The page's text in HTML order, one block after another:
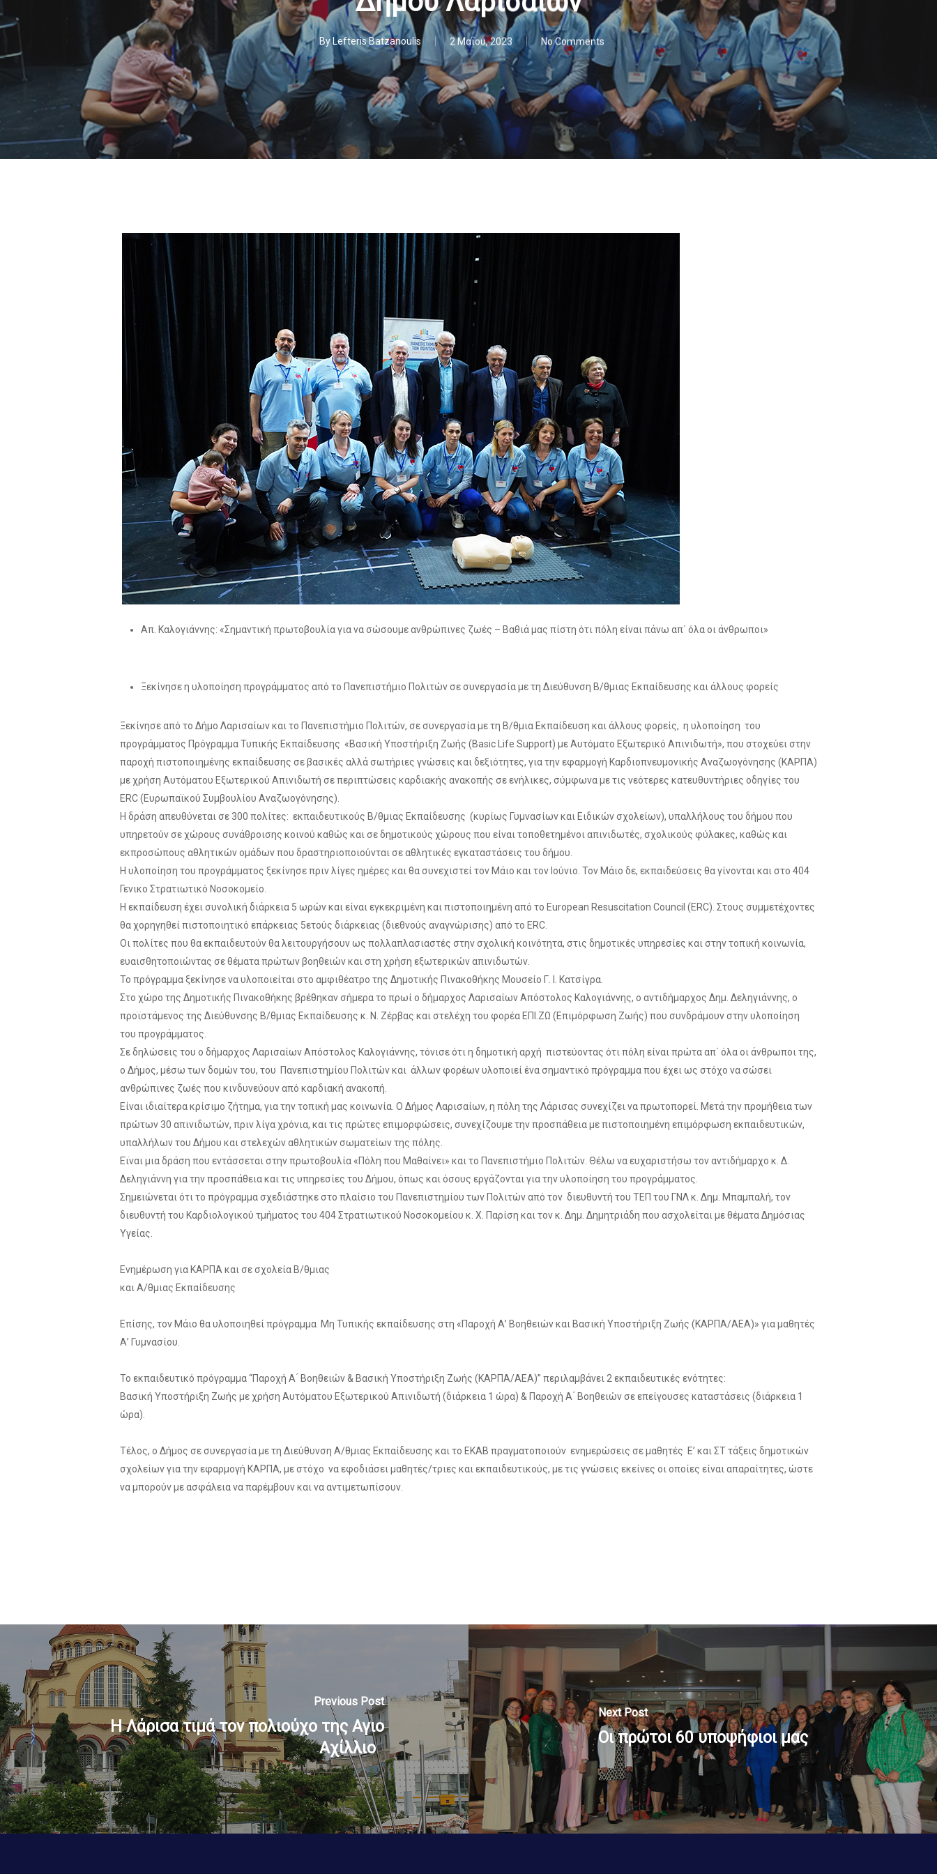
By Lefteris Batzanoulis 2 Μαΐου, 2023 No Comments
Απ. Καλογιάννης: «Σημαντική πρωτοβουλία για να σώσουμε ανθρώπινες ζωές – Βαθιά μας πίστη ότι πόλη είναι πάνω απ΄ όλα οι άνθρωποι»
Ξεκίνησε η υλοποίηση προγράμματος από το Πανεπιστήμιο Πολιτών σε συνεργασία με τη Διεύθυνση Β/θμιας Εκπαίδευσης και άλλους φορείς
Ξεκίνησε από το Δήμο Λαρισαίων και το Πανεπιστήμιο Πολιτών, σε συνεργασία με τη Β/θμια Εκπαίδευση και άλλους φορείς, η υλοποίηση του
προγράμματος Πρόγραμμα Τυπικής Εκπαίδευσης «Βασική Υποστήριξη Ζωής (Basic Life Support) με Αυτόματο Εξωτερικό Απινιδωτή», που στοχεύει στην
παροχή πιστοποιημένης εκπαίδευσης σε βασικές αλλά σωτήριες γνώσεις και δεξιότητες, για την εφαρμογή Καρδιοπνευμονικής Αναζωογόνησης (ΚΑΡΠΑ)
με χρήση Αυτόματου Εξωτερικού Απινιδωτή σε περιπτώσεις καρδιακής ανακοπής σε ενήλικες, σύμφωνα με τις νεότερες κατευθυντήριες οδηγίες του
ERC (Ευρωπαϊκού Συμβουλίου Αναζωογόνησης).
Η δράση απευθύνεται σε 300 πολίτες: εκπαιδευτικούς Β/θμιας Εκπαίδευσης (κυρίως Γυμνασίων και Ειδικών σχολείων), υπαλλήλους του δήμου που
υπηρετούν σε χώρους συνάθροισης κοινού καθώς και σε δημοτικούς χώρους που είναι τοποθετημένοι απινιδωτές, σχολικούς φύλακες, καθώς και
εκπροσώπους αθλητικών ομάδων που δραστηριοποιούνται σε αθλητικές εγκαταστάσεις του δήμου.
Η υλοποίηση του προγράμματος ξεκίνησε πριν λίγες ημέρες και θα συνεχιστεί τον Μάιο και τον Ιούνιο. Τον Μάιο δε, εκπαιδεύσεις θα γίνονται και στο 404
Γενικο Στρατιωτικό Νοσοκομείο.
Η εκπαίδευση έχει συνολική διάρκεια 5 ωρών και είναι εγκεκριμένη και πιστοποιημένη από το European Resuscitation Council (ERC). Στους συμμετέχοντες
θα χορηγηθεί πιστοποιητικό επάρκειας 5ετούς διάρκειας (διεθνούς αναγνώρισης) από το ERC.
Οι πολίτες που θα εκπαιδευτούν θα λειτουργήσουν ως πολλαπλασιαστές στην σχολική κοινότητα, στις δημοτικές υπηρεσίες και στην τοπική κοινωνία,
ευαισθητοποιώντας σε θέματα πρώτων βοηθειών και στη χρήση εξωτερικών απινιδωτών.
Το πρόγραμμα ξεκίνησε να υλοποιείται στο αμφιθέατρο της Δημοτικής Πινακοθήκης Μουσείο Γ. Ι. Κατσίγρα.
Στο χώρο της Δημοτικής Πινακοθήκης βρέθηκαν σήμερα το πρωί ο δήμαρχος Λαρισαίων Απόστολος Καλογιάννης, ο αντιδήμαρχος Δημ. Δεληγιάννης, ο
προϊστάμενος της Διεύθυνσης Β/θμιας Εκπαίδευσης κ. Ν. Ζέρβας και στελέχη του φορέα ΕΠΙ.ΖΩ (Επιμόρφωση Ζωής) που συνδράμουν στην υλοποίηση
του προγράμματος.
Σε δηλώσεις του ο δήμαρχος Λαρισαίων Απόστολος Καλογιάννης, τόνισε ότι η δημοτική αρχή πιστεύοντας ότι πόλη είναι πρώτα απ΄ όλα οι άνθρωποι της,
ο Δήμος, μέσω των δομών του, του Πανεπιστημίου Πολιτών και άλλων φορέων υλοποιεί ένα σημαντικό πρόγραμμα που έχει ως στόχο να σώσει
ανθρώπινες ζωές που κινδυνεύουν από καρδιακή ανακοπή.
Είναι ιδιαίτερα κρίσιμο ζήτημα, για την τοπική μας κοινωνία. Ο Δήμος Λαρισαίων, η πόλη της Λάρισας συνεχίζει να πρωτοπορεί. Μετά την προμήθεια των
πρώτων 30 απινιδωτών, πριν λίγα χρόνια, και τις πρώτες επιμορφώσεις, συνεχίζουμε την προσπάθεια με πιστοποιημένη επιμόρφωση εκπαιδευτικών,
υπαλλήλων του Δήμου και στελεχών αθλητικών σωματείων της πόλης.
Εϊναι μια δράση που εντάσσεται στην πρωτοβουλία «Πόλη που Μαθαίνει» και το Πανεπιστήμιο Πολιτών. Θέλω να ευχαριστήσω τον αντιδήμαρχο κ. Δ.
Δεληγιάννη για την προσπάθεια και τις υπηρεσίες του Δήμου, όπως και όσους εργάζονται για την υλοποίηση του προγράμματος.
Σημειώνεται ότι το πρόγραμμα σχεδιάστηκε στο πλαίσιο του Πανεπιστημίου των Πολιτών από τον διευθυντή του ΤΕΠ του ΓΝΛ κ. Δημ. Μπαμπαλή, τον
διευθυντή του Καρδιολογικού τμήματος του 404 Στρατιωτικού Νοσοκομείου κ. Χ. Παρίση και τον κ. Δημ. Δημητριάδη που ασχολείται με θέματα Δημόσιας
Υγείας.
Ενημέρωση για ΚΑΡΠΑ και σε σχολεία Β/θμιας
και Α/θμιας Εκπαίδευσης
Επίσης, τον Μάιο θα υλοποιηθεί πρόγραμμα Μη Τυπικής εκπαίδευσης στη «Παροχή Α’ Βοηθειών και Βασική Υποστήριξη Ζωής (ΚΑΡΠΑ/ΑΕΑ)» για μαθητές
Α’ Γυμνασίου.
Το εκπαιδευτικό πρόγραμμα “Παροχή Α ́ Βοηθειών & Βασική Υποστήριξη Ζωής (ΚΑΡΠΑ/ΑΕΑ)” περιλαμβάνει 2 εκπαιδευτικές ενότητες:
Βασική Υποστήριξη Ζωής με χρήση Αυτόματου Εξωτερικού Απινιδωτή (διάρκεια 1 ώρα) & Παροχή Α ́ Βοηθειών σε επείγουσες καταστάσεις (διάρκεια 1
ώρα).
Τέλος, ο Δήμος σε συνεργασία με τη Διεύθυνση Α/θμιας Εκπαίδευσης και το ΕΚΑΒ πραγματοποιούν ενημερώσεις σε μαθητές Ε’ και ΣΤ τάξεις δημοτικών
σχολείων για την εφαρμογή ΚΑΡΠΑ, με στόχο να εφοδιάσει μαθητές/τριες και εκπαιδευτικούς, με τις γνώσεις εκείνες οι οποίες είναι απαραίτητες, ώστε
να μπορούν με ασφάλεια να παρέμβουν και να αντιμετωπίσουν.
Previous Post
Η Λάρισα τιμά τον πολιούχο της Αγιο
Αχίλλιο
Next Post
Οι πρώτοι 60 υποψήφιοι μας